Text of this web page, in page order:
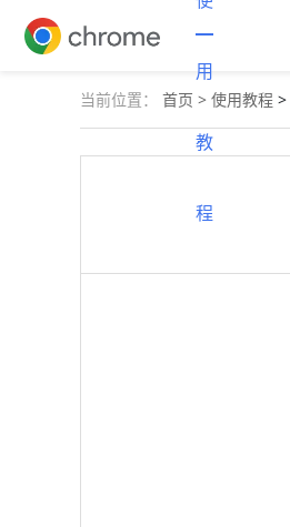
用
教
程
当前位置： 首页 > 使用教程 >